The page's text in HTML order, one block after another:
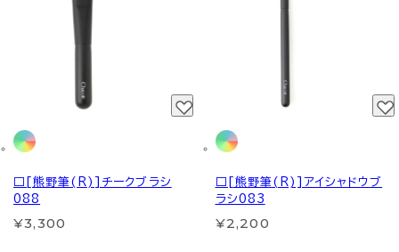
□[熊野筆(R)]チークブラシ
088
¥3,300
□[熊野筆(R)]アイシャドウブ
ラシ083
¥2,200